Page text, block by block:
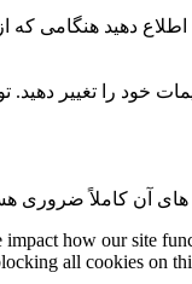
دهید هنگامی که
خود را تغییر
های آن کاملاً ضروری
how our site
all cookies on